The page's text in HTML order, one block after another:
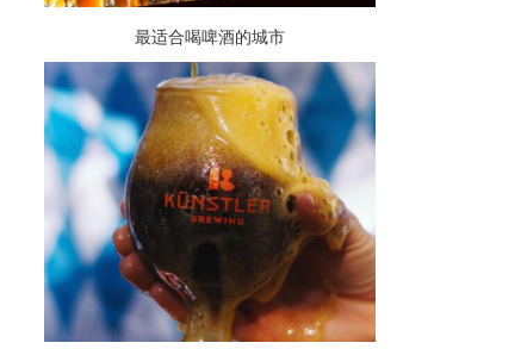
最适合喝啤酒的城市